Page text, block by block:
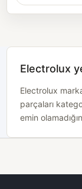
Electrolux
Electrolux
parçaları
emin